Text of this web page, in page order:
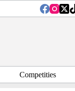
Competities